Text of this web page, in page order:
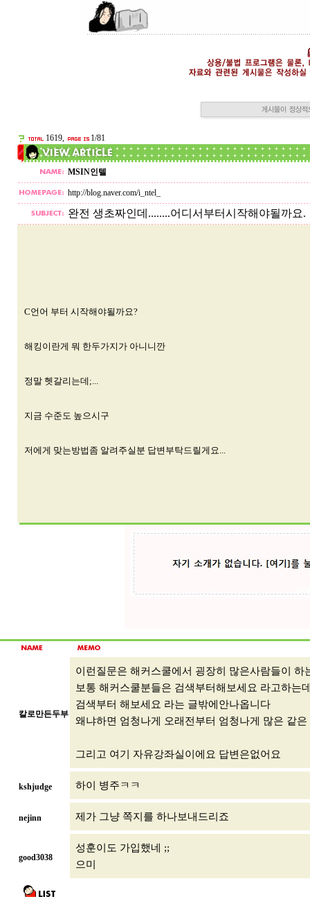
1619, 1/81
MSIN인텔
http://blog.naver.com/i_ntel_
완전 생초짜인데........어디서부터시작해야될까요.
C언어 부터 시작해야될까요?
해킹이란게 뭐 한두가지가 아니니깐
정말 헷갈리는데;...
지금 수준도 높으시구
저에게 맞는방법좀 알려주실분 답변부탁드릴게요...
칼로만든두부
이런질문은 해커스쿨에서 굉장히 많은사람들이 하
보통 해커스쿨분들은 검색부터해보세요 라고하는
검색부터 해보세요 라는 글밖에안나옵니다
왜냐하면 엄청나게 오래전부터 엄청나게 많은 같
그리고 여기 자유강좌실이에요 답변은없어요
kshjudge 하이 병주ㅋㅋ
nejinn 제가 그냥 쪽지를 하나보내드리죠
good3038
성훈이도 가입했네 ;;
으미